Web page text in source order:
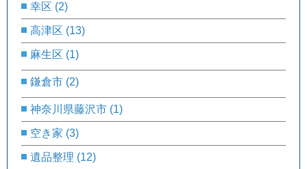
幸区 (2)
高津区 (13)
麻生区 (1)
鎌倉市 (2)
神奈川県藤沢市 (1)
空き家 (3)
遺品整理 (12)